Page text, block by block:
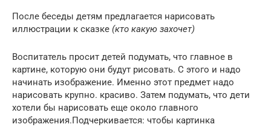
После беседы детям предлагается нарисовать
иллюстрации к сказке (кто какую захочет)
Воспитатель просит детей подумать, что главное в
картине, которую они будут рисовать. С этого и надо
начинать изображение. Именно этот предмет надо
нарисовать крупно. красиво. Затем подумать, что дети
хотели бы нарисовать еще около главного
изображения.Подчеркивается: чтобы картинка